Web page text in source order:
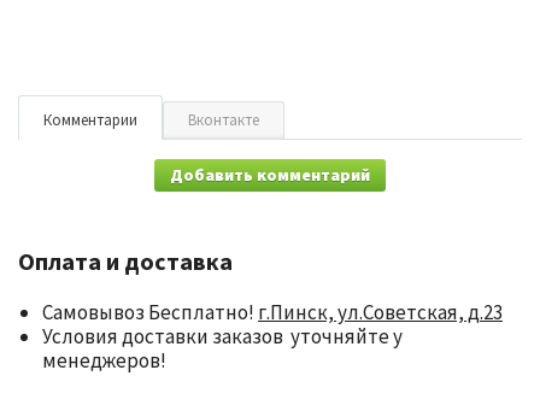
Комментарии Вконтакте
Добавить комментарий
Оплата и доставка
Самовывоз Бесплатно! г.Пинск, ул.Советская, д.23
Условия доставки заказов уточняйте у
менеджеров!